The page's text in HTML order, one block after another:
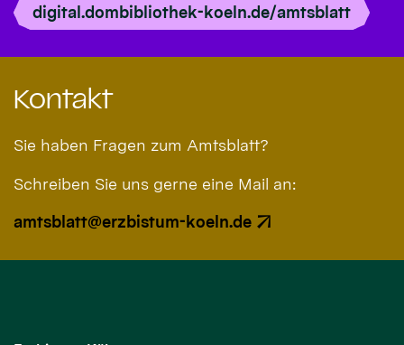
digital.dombibliothek-koeln.de/amtsblatt
Kontakt
Sie haben Fragen zum Amtsblatt?
Schreiben Sie uns gerne eine Mail an:
amtsblatt@erzbistum-koeln.de